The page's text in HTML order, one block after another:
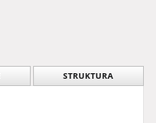
STRUKTURA